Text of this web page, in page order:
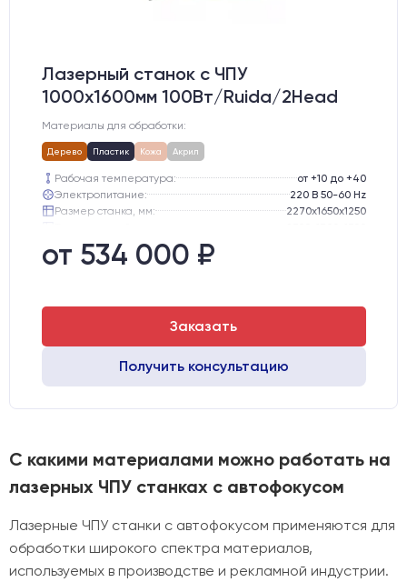
Лазерный станок c ЧПУ
1000х1600мм 100Вт/Ruida/2Head
Материалы для обработки:
Дерево Пластик Кожа Акрил
Рабочая температура:
от +10 до +40
Электропитание:
220 В 50-60 Hz
Размер станка, мм:
2270х1650х1250
Вес брутто:
Шаговые двигатели:
от 534 000 ₽
Заказать
Получить консультацию
С какими материалами можно работать на
лазерных ЧПУ станках с автофокусом
Лазерные ЧПУ станки с автофокусом применяются для
обработки широкого спектра материалов,
используемых в производстве и рекламной индустрии.